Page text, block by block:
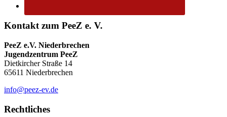
Kontakt zum PeeZ e. V.
PeeZ e.V. Niederbrechen
Jugendzentrum PeeZ
Dietkircher Straße 14
65611 Niederbrechen
info@peez-ev.de
Rechtliches